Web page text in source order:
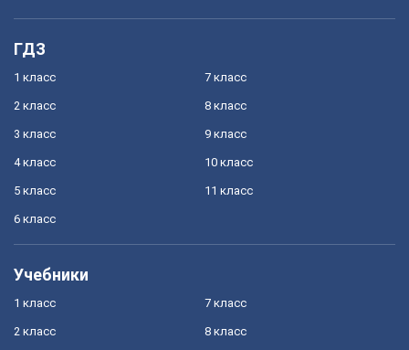
ГДЗ
1 класс
2 класс
3 класс
4 класс
5 класс
6 класс
7 класс
8 класс
9 класс
10 класс
11 класс
Учебники
1 класс
2 класс
7 класс
8 класс